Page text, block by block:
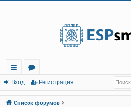
с
ы
о
ру
Вход Регистрация
Список форумов